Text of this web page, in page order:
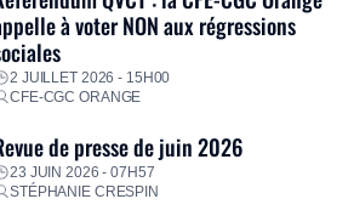
à voter NON aux régressions
2 JUILLET 2026 - 15H00
CFE-CGC ORANGE
de presse de juin 2026
23 JUIN 2026 - 07H57
STÉPHANIE CRESPIN